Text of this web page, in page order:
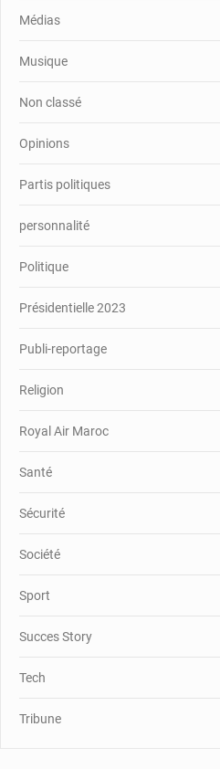
Médias
Musique
Non classé
Opinions
Partis politiques
personnalité
Politique
Présidentielle 2023
Publi-reportage
Religion
Royal Air Maroc
Santé
Sécurité
Société
Sport
Succes Story
Tech
Tribune